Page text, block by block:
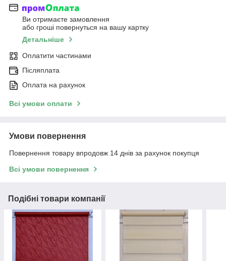
Ви отримаєте замовлення
або гроші повернуться на вашу картку
Детальніше
Оплатити частинами
Післяплата
Оплата на рахунок
Всі умови оплати
Умови повернення
Повернення товару впродовж 14 днів за рахунок покупця
Всі умови повернення
Подібні товари компанії